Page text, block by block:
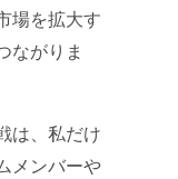
場を拡大す
ながりま
は、私だけ
メンバーや